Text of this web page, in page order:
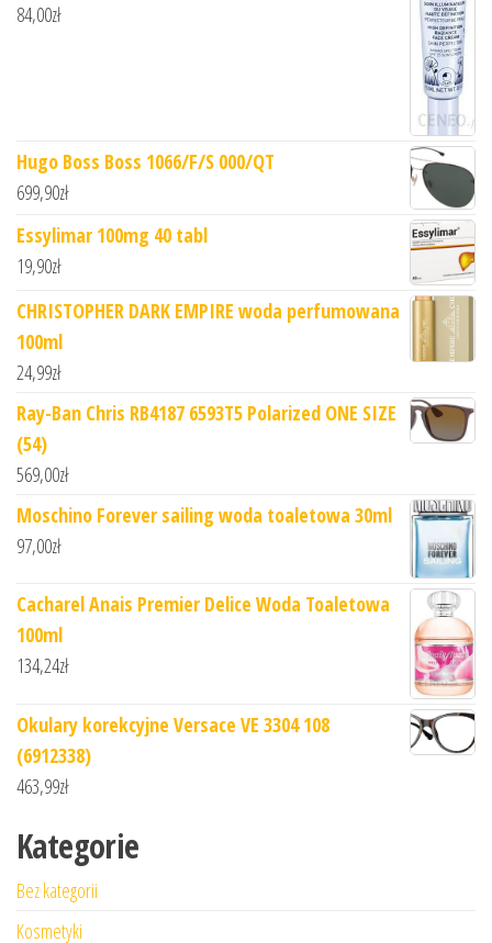
84,00zł
Hugo Boss Boss 1066/F/S 000/QT
699,90zł
Essylimar 100mg 40 tabl
19,90zł
CHRISTOPHER DARK EMPIRE woda perfumowana
100ml
24,99zł
Ray-Ban Chris RB4187 6593T5 Polarized ONE SIZE
(54)
569,00zł
Moschino Forever sailing woda toaletowa 30ml
97,00zł
Cacharel Anais Premier Delice Woda Toaletowa
100ml
134,24zł
Okulary korekcyjne Versace VE 3304 108
(6912338)
463,99zł
Kategorie
Bez kategorii
Kosmetyki